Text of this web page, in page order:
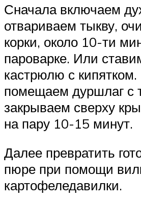
Сначала включаем
отвариваем тыкву,
корки, около 10-ти
пароварке. Или
кастрюлю с
помещаем дуршлаг с
закрываем сверху
на пару 10-15 минут.
Далее превратить
пюре при помощи
картофеледавилки.